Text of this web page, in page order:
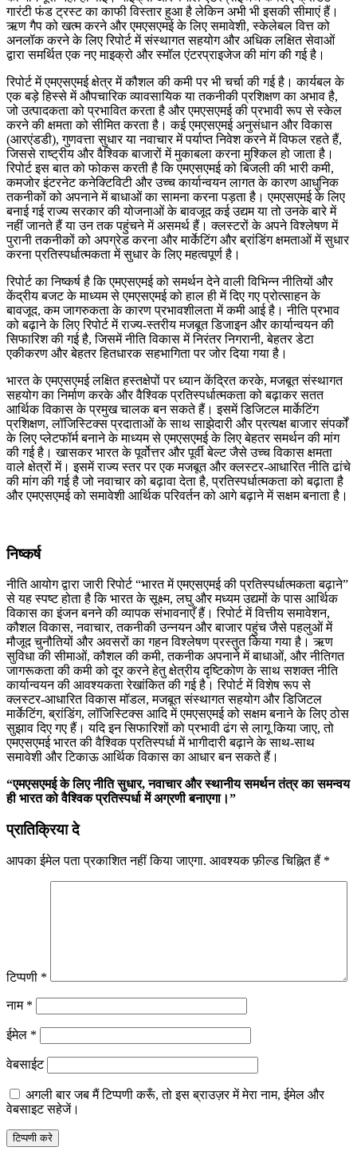
गारंटी फंड ट्रस्ट का काफी विस्तार हुआ है लेकिन अभी भी इसकी सीमाएं हैं।
ऋण गैप को खत्म करने और एमएसएमई के लिए समावेशी, स्केलेबल वित्त को
अनलॉक करने के लिए रिपोर्ट में संस्थागत सहयोग और अधिक लक्षित सेवाओं
द्वारा समर्थित एक नए माइक्रो और स्मॉल एंटरप्राइजेज की मांग की गई है।
रिपोर्ट में एमएसएमई क्षेत्र में कौशल की कमी पर भी चर्चा की गई है। कार्यबल के
एक बड़े हिस्से में औपचारिक व्यावसायिक या तकनीकी प्रशिक्षण का अभाव है,
जो उत्पादकता को प्रभावित करता है और एमएसएमई की प्रभावी रूप से स्केल
करने की क्षमता को सीमित करता है। कई एमएसएमई अनुसंधान और विकास
(आरएंडडी), गुणवत्ता सुधार या नवाचार में पर्याप्त निवेश करने में विफल रहते हैं,
जिससे राष्ट्रीय और वैश्विक बाजारों में मुकाबला करना मुश्किल हो जाता है।
रिपोर्ट इस बात को फोकस करती है कि एमएसएमई को बिजली की भारी कमी,
कमजोर इंटरनेट कनेक्टिविटी और उच्च कार्यान्वयन लागत के कारण आधुनिक
तकनीकों को अपनाने में बाधाओं का सामना करना पड़ता है। एमएसएमई के लिए
बनाई गई राज्य सरकार की योजनाओं के बावजूद कई उद्यम या तो उनके बारे में
नहीं जानते हैं या उन तक पहुंचने में असमर्थ हैं। क्लस्टरों के अपने विश्लेषण में
पुरानी तकनीकों को अपग्रेड करना और मार्केटिंग और ब्रांडिंग क्षमताओं में सुधार
करना प्रतिस्पर्धात्मकता में सुधार के लिए महत्वपूर्ण है।
रिपोर्ट का निष्कर्ष है कि एमएसएमई को समर्थन देने वाली विभिन्न नीतियों और
केंद्रीय बजट के माध्यम से एमएसएमई को हाल ही में दिए गए प्रोत्साहन के
बावजूद, कम जागरुकता के कारण प्रभावशीलता में कमी आई है। नीति प्रभाव
को बढ़ाने के लिए रिपोर्ट में राज्य-स्तरीय मजबूत डिजाइन और कार्यान्वयन की
सिफारिश की गई है, जिसमें नीति विकास में निरंतर निगरानी, ​​बेहतर डेटा
एकीकरण और बेहतर हितधारक सहभागिता पर जोर दिया गया है।
भारत के एमएसएमई लक्षित हस्तक्षेपों पर ध्यान केंद्रित करके, मजबूत संस्थागत
सहयोग का निर्माण करके और वैश्विक प्रतिस्पर्धात्मकता को बढ़ाकर सतत
आर्थिक विकास के प्रमुख चालक बन सकते हैं। इसमें डिजिटल मार्केटिंग
प्रशिक्षण, लॉजिस्टिक्स प्रदाताओं के साथ साझेदारी और प्रत्यक्ष बाजार संपर्कों
के लिए प्लेटफॉर्म बनाने के माध्यम से एमएसएमई के लिए बेहतर समर्थन की मांग
की गई है। खासकर भारत के पूर्वोत्तर और पूर्वी बेल्ट जैसे उच्च विकास क्षमता
वाले क्षेत्रों में। इसमें राज्य स्तर पर एक मजबूत और क्लस्टर-आधारित नीति ढांचे
की मांग की गई है जो नवाचार को बढ़ावा देता है, प्रतिस्पर्धात्मकता को बढ़ाता है
और एमएसएमई को समावेशी आर्थिक परिवर्तन को आगे बढ़ाने में सक्षम बनाता है।
निष्कर्ष
नीति आयोग द्वारा जारी रिपोर्ट “भारत में एमएसएमई की प्रतिस्पर्धात्मकता बढ़ाने”
से यह स्पष्ट होता है कि भारत के सूक्ष्म, लघु और मध्यम उद्यमों के पास आर्थिक
विकास का इंजन बनने की व्यापक संभावनाएँ हैं। रिपोर्ट में वित्तीय समावेशन,
कौशल विकास, नवाचार, तकनीकी उन्नयन और बाजार पहुंच जैसे पहलुओं में
मौजूद चुनौतियों और अवसरों का गहन विश्लेषण प्रस्तुत किया गया है। ऋण
सुविधा की सीमाओं, कौशल की कमी, तकनीक अपनाने में बाधाओं, और नीतिगत
जागरूकता की कमी को दूर करने हेतु क्षेत्रीय दृष्टिकोण के साथ सशक्त नीति
कार्यान्वयन की आवश्यकता रेखांकित की गई है। रिपोर्ट में विशेष रूप से
क्लस्टर-आधारित विकास मॉडल, मजबूत संस्थागत सहयोग और डिजिटल
मार्केटिंग, ब्रांडिंग, लॉजिस्टिक्स आदि में एमएसएमई को सक्षम बनाने के लिए ठोस
सुझाव दिए गए हैं। यदि इन सिफारिशों को प्रभावी ढंग से लागू किया जाए, तो
एमएसएमई भारत की वैश्विक प्रतिस्पर्धा में भागीदारी बढ़ाने के साथ-साथ
समावेशी और टिकाऊ आर्थिक विकास का आधार बन सकते हैं।
“एमएसएमईकेलिएनीतिसुधार,नवाचारऔरस्थानीयसमर्थनतंत्रकासमन्वय
हीभारतकोवैश्विकप्रतिस्पर्धामेंअग्रणीबनाएगा।”
प्रातिक्रिया दे
आपका ईमेल पता प्रकाशित नहीं किया जाएगा. आवश्यक फ़ील्ड चिह्नित हैं *
टिप्पणी *
नाम *
ईमेल *
वेबसाईट
अगली बार जब मैं टिप्पणी करूँ, तो इस ब्राउज़र में मेरा नाम, ईमेल और
वेबसाइट सहेजें।